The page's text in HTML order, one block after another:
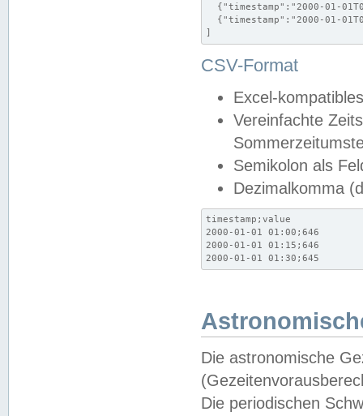
{"timestamp":"2000-01-
{"timestamp":"2000-01-
]
CSV-Format
Excel-
Vereinfachte
Semikolon als
Dezimalkomma
timestamp;value
2000-01-01 01:00;646
2000-01-01 01:15;646
2000-01-01 01:30;645
Die astronomische
Die periodischen